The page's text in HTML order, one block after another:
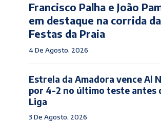
Francisco Palha e João
em destaque na corrida
Festas da Praia
4 De Agosto, 2026
Estrela da Amadora vence Al
por 4-2 no último teste antes
Liga
3 De Agosto, 2026